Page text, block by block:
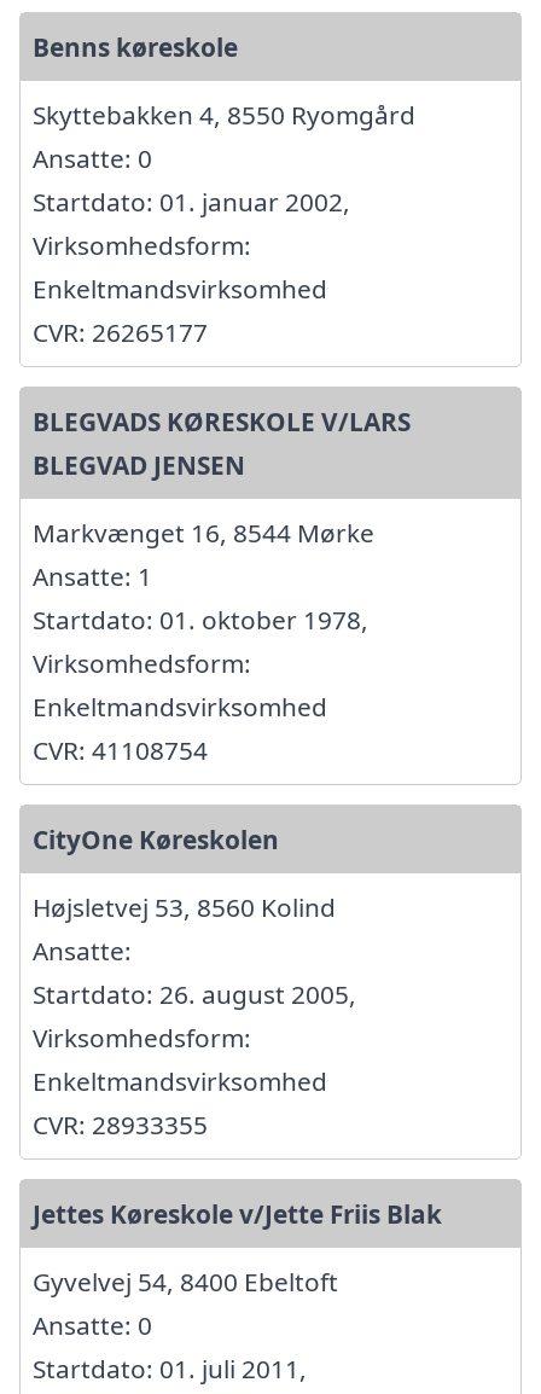
Benns køreskole
Skyttebakken 4, 8550 Ryomgård
Ansatte: 0
Startdato: 01. januar 2002,
Virksomhedsform:
Enkeltmandsvirksomhed
CVR: 26265177
BLEGVADS KØRESKOLE V/LARS
BLEGVAD JENSEN
Markvænget 16, 8544 Mørke
Ansatte: 1
Startdato: 01. oktober 1978,
Virksomhedsform:
Enkeltmandsvirksomhed
CVR: 41108754
CityOne Køreskolen
Højsletvej 53, 8560 Kolind
Ansatte:
Startdato: 26. august 2005,
Virksomhedsform:
Enkeltmandsvirksomhed
CVR: 28933355
Jettes Køreskole v/Jette Friis Blak
Gyvelvej 54, 8400 Ebeltoft
Ansatte: 0
Startdato: 01. juli 2011,